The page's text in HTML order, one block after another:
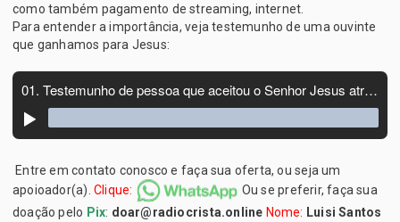
como também pagamento de streaming, internet.
Para entender a importância, veja testemunho de uma ouvinte
que ganhamos para Jesus:
Entre em contato conosco e faça sua oferta, ou seja um
apoioador(a). Clique:
Ou se preferir, faça sua
doação pelo Pix: doar@radiocrista.online Nome: Luisi Santos